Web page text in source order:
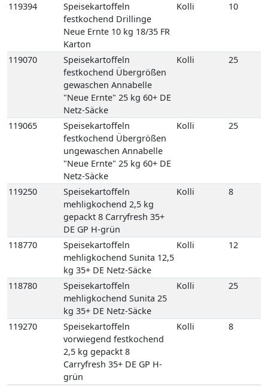
119394
Speisekartoffeln
festkochend Drillinge
Neue Ernte 10 kg 18/35 FR
Karton
Kolli 10
119070
Speisekartoffeln
festkochend Übergrößen
gewaschen Annabelle
"Neue Ernte" 25 kg 60+ DE
Netz-Säcke
Kolli 25
119065
Speisekartoffeln
festkochend Übergrößen
ungewaschen Annabelle
"Neue Ernte" 25 kg 60+ DE
Netz-Säcke
Kolli 25
119250
Speisekartoffeln
mehligkochend 2,5 kg
gepackt 8 Carryfresh 35+
DE GP H-grün
Kolli 8
118770
Speisekartoffeln
mehligkochend Sunita 12,5
kg 35+ DE Netz-Säcke
Kolli 12
118780
Speisekartoffeln
mehligkochend Sunita 25
kg 35+ DE Netz-Säcke
Kolli 25
119270
Speisekartoffeln
vorwiegend festkochend
2,5 kg gepackt 8
Carryfresh 35+ DE GP H-
grün
Kolli 8